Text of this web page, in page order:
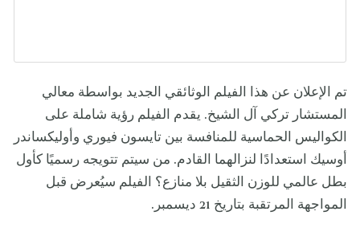
تم الإعلان عن هذا الفيلم الوثائقي الجديد بواسطة معالي
المستشار تركي آل الشيخ. يقدم الفيلم رؤية شاملة على
الكواليس الحماسية للمنافسة بين تايسون فيوري وأوليكساندر
أوسيك استعدادًا لنزالهما القادم. من سيتم تتويجه رسميًا كأول
بطل عالمي للوزن الثقيل بلا منازع؟ الفيلم سيُعرض قبل
المواجهة المرتقبة بتاريخ 21 ديسمبر.